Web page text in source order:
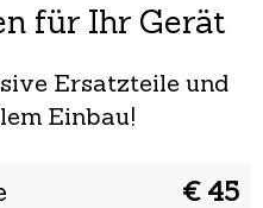
für Ihr Gerät
Ersatzteile und
Einbau!
€ 45